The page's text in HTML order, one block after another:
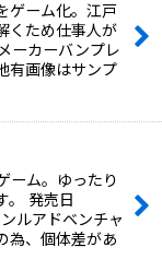
ゲーム化。江戸
くため仕事人が
ーカーバンプレ
有画像はサンプ
ーム。ゆったり
。 発売日
ルアドベンチャ
為、個体差があ